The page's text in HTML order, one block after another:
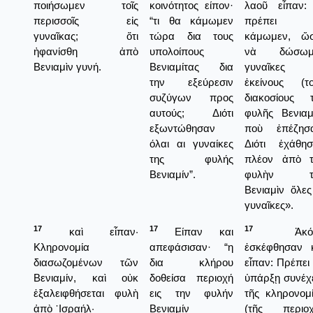
ποιήσωμεν τοῖς
περισσοῖς εἰς
γυναῖκας; ὅτι
ἠφανίσθη ἀπὸ
Βενιαμὶν γυνή.
κοινότητος είπον·
“τι θα κάμωμεν
τώρα δια τους
υπολοίπους
Βενιαμίτας δια
την εξεύρεσιν
συζύγων προς
αυτούς; Διότι
εξωντώθησαν
όλαι αι γυναίκες
της φυλής
Βενιαμίν”.
λαοῦ εἶπαν:
πρέπει
κάμωμεν,
νὰ
γυναῖκες
ἐκείνους
διακοσίους
φυλῆς
ποὺ
Διότι
πλέον ἀπὸ
φυλὴν
Βενιαμὶν
γυναῖκες».
17
καὶ εἶπαν·
Κληρονομία
διασωζομένων τῶν
Βενιαμίν, καὶ οὐκ
ἐξαλειφθήσεται φυλὴ
ἀπὸ ᾿Ισραήλ·
17
Είπαν και
απεφάσισαν· “η
δια κλήρου
δοθείσα περιοχή
εις την φυλήν
Βενιαμίν
17
ἐσκέφθησαν
εἶπαν:
ὑπάρξῃ
τῆς
(τῆς